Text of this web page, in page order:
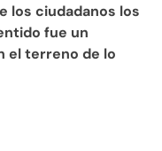
los ciudadanos los
fue un
el terreno de lo